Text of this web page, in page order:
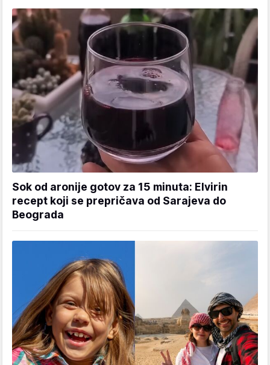
Sok od aronije gotov za 15 minuta: Elvirin
recept koji se prepričava od Sarajeva do
Beograda